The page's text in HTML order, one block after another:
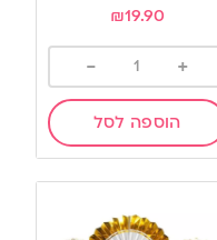
₪19.90
+
-
הוספה לסל